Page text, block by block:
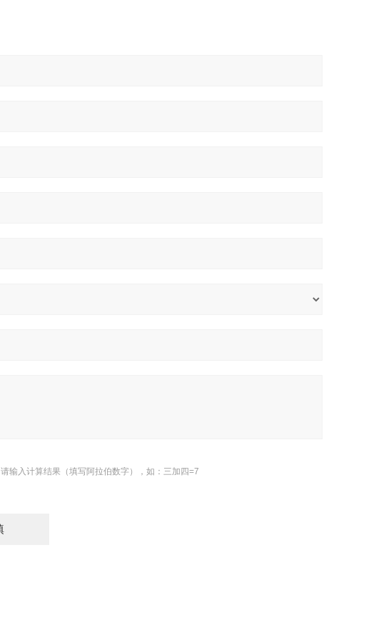
请输入计算结果（填写阿拉伯数字），如：三加四=7